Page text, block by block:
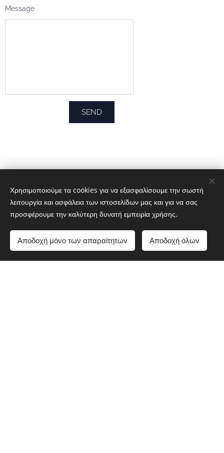
Message
SEND
Χρησιμοποιούμε τα cookies για να εξασφαλίσουμε την σωστή
λειτουργία και ασφάλεια των ιστοσελίδων μας και για να σας
προσφέρουμε την καλύτερη δυνατή εμπειρία χρήσης.
Αποδοχή μόνο των απαραίτητων Αποδοχή όλων